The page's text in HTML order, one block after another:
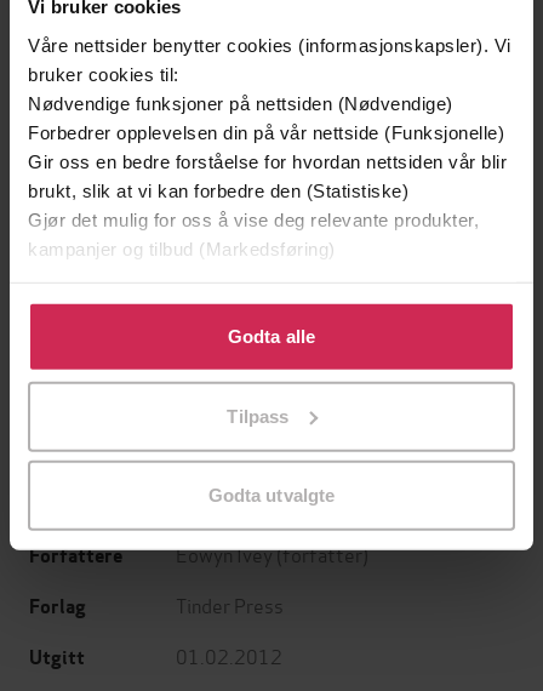
Vi bruker cookies
Våre nettsider benytter cookies (informasjonskapsler). Vi
bruker cookies til:
Nødvendige funksjoner på nettsiden (Nødvendige)
Forbedrer opplevelsen din på vår nettside (Funksjonelle)
Gir oss en bedre forståelse for hvordan nettsiden vår blir
brukt, slik at vi kan forbedre den (Statistiske)
Gjør det mulig for oss å vise deg relevante produkter,
kampanjer og tilbud (Markedsføring)
Klikk på «Godta alle» for å gi oss ditt samtykke til å
bruke cookies for alle disse formålene. Du kan også
tilpasse ditt samtykke til spesifikke formål ved å klikke
Godta alle
Tilpass
Godta utvalgte
199,-
Bestseller
Forfattere Eowyn Ivey(forfatter)
Forlag Tinder Press
Utgitt 01.02.2012